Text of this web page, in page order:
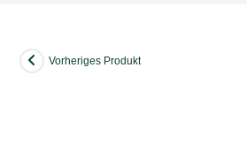
Vorheriges Produkt